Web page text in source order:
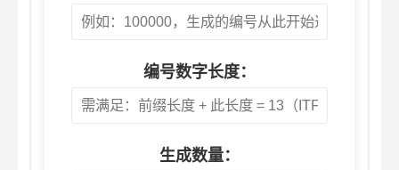
编号数字长度：
生成数量：